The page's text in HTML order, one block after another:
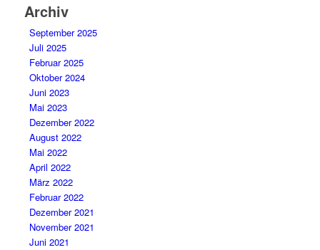
Archiv
September 2025
Juli 2025
Februar 2025
Oktober 2024
Juni 2023
Mai 2023
Dezember 2022
August 2022
Mai 2022
April 2022
März 2022
Februar 2022
Dezember 2021
November 2021
Juni 2021